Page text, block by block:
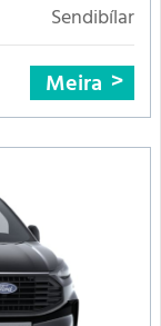
Sendibílar
Meira